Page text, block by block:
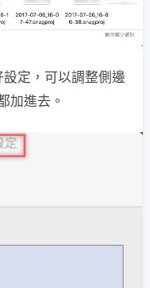
定，可以調整側邊
加進去。